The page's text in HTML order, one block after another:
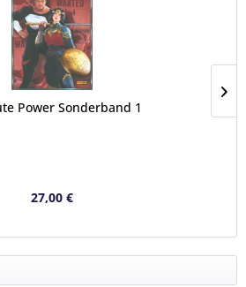
Power Sonderband 1
27,00 €